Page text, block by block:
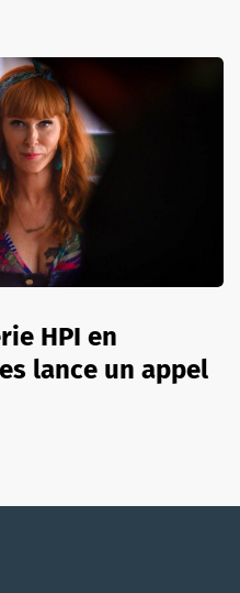
HPI en
lance un appel